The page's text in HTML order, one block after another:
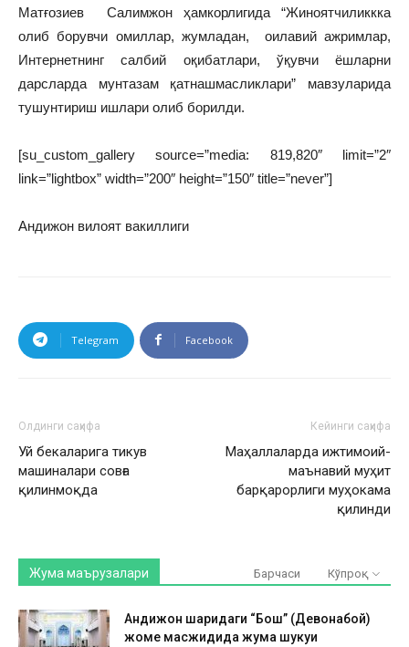
Матғозиев Салимжон ҳамкорлигида “Жиноятчиликкка
олиб борувчи омиллар, жумладан, оилавий ажримлар,
Интернетнинг салбий оқибатлари, ўқувчи ёшларни
дарсларда мунтазам қатнашмасликлари” мавзуларида
тушунтириш ишлари олиб борилди.
[su_custom_gallery source=”media: 819,820″ limit=”2″
link=”lightbox” width=”200″ height=”150″ title=”never”]
Андижон вилоят вакиллиги
Telegram Facebook
Олдинги саҳифа
Уй бекаларига тикув
машиналари совға
қилинмоқда
Кейинги саҳифа
Маҳаллаларда ижтимоий-
маънавий муҳит
барқарорлиги муҳокама
қилинди
Жума маърузалари Барчаси Кўпроқ
Андижон шаҳридаги “Бош” (Девонабой)
жоме масжидида жума шукуҳи